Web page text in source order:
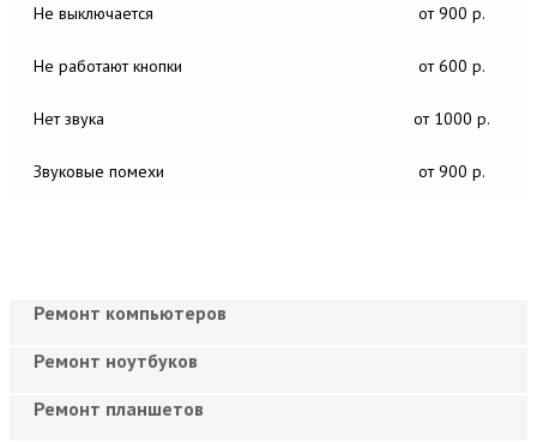
Не выключается от 900 р.
Не работают кнопки от 600 р.
Нет звука от 1000 р.
Звуковые помехи от 900 р.
Ремонт компьютеров
Ремонт ноутбуков
Ремонт планшетов